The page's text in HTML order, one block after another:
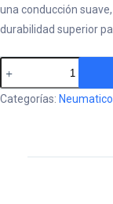
una conducción
durabilidad superior
Urbano
120/70-
Categorías: